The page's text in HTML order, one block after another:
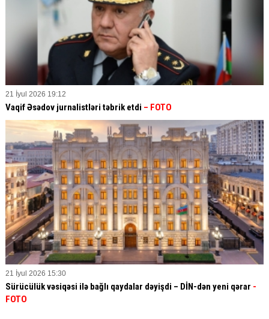
21 İyul 2026 19:12
Vaqif Əsədov jurnalistləri təbrik etdi – FOTO
21 İyul 2026 15:30
Sürücülük vəsiqəsi ilə bağlı qaydalar dəyişdi – DİN-dən yeni qərar -
FOTO